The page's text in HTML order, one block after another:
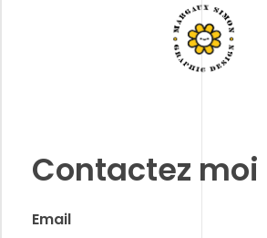
Contactez moi
Email